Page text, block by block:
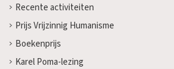
Recente activiteiten
Prijs Vrijzinnig Humanisme
Boekenprijs
Karel Poma-lezing